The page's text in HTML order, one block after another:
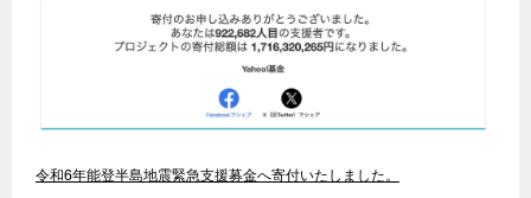
令和6年能登半島地震緊急支援募金へ寄付いたしました。